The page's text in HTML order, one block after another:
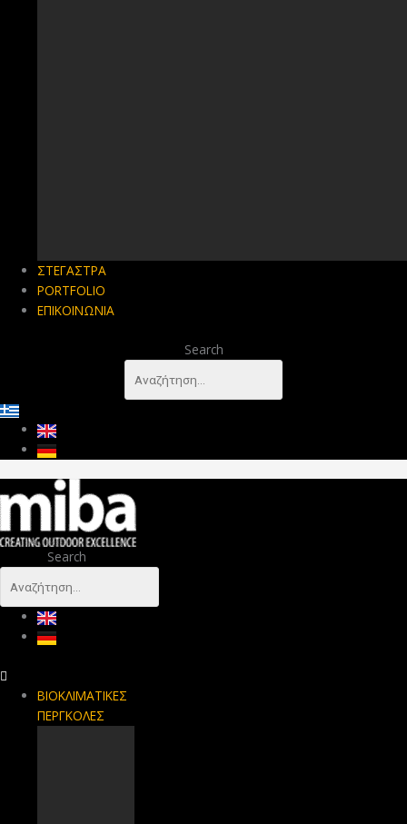
ΣΤΕΓΑΣΤΡΑ
PORTFOLIO
ΕΠΙΚΟΙΝΩΝΙΑ
Search
Search
ΒΙΟΚΛΙΜΑΤΙΚΕΣ
ΠΕΡΓΚΟΛΕΣ